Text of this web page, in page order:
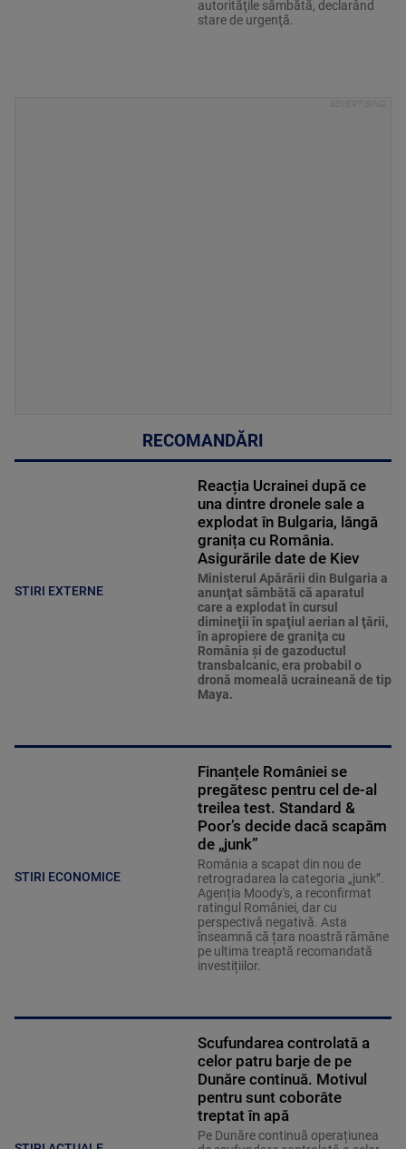
autorităţile sâmbătă, declarând
stare de urgenţă.
RECOMANDĂRI
STIRI EXTERNE
Reacția Ucrainei după ce
una dintre dronele sale a
explodat în Bulgaria, lângă
granița cu România.
Asigurările date de Kiev
Ministerul Apărării din Bulgaria a
anunţat sâmbătă că aparatul
care a explodat în cursul
dimineţii în spaţiul aerian al ţării,
în apropiere de graniţa cu
România şi de gazoductul
transbalcanic, era probabil o
dronă momeală ucraineană de tip
Maya.
STIRI ECONOMICE
Finanțele României se
pregătesc pentru cel de-al
treilea test. Standard &
Poor’s decide dacă scapăm
de „junk”
România a scapat din nou de
retrogradarea la categoria „junk”.
Agenția Moody's, a reconfirmat
ratingul României, dar cu
perspectivă negativă. Asta
înseamnă că țara noastră rămâne
pe ultima treaptă recomandată
investițiilor.
Scufundarea controlată a
celor patru barje de pe
Dunăre continuă. Motivul
pentru sunt coborâte
treptat în apă
Pe Dunăre continuă operațiunea